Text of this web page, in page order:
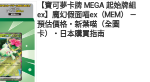
【寶可夢卡牌 MEGA 起始牌組
ex】魔幻假面喵ex（MEM） —
預估價格・新葉喵（全圖
卡）・日本購買指南